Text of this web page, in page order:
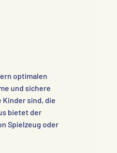
optimalen
und sichere
Kinder sind, die
bietet der
Spielzeug oder